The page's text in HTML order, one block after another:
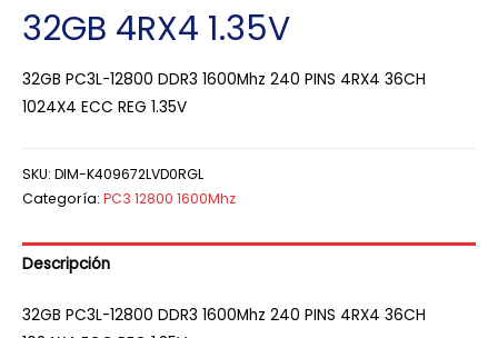
32GB 4RX4 1.35V
32GB PC3L-12800 DDR3 1600Mhz 240 PINS 4RX4 36CH
1024X4 ECC REG 1.35V
SKU: DIM-K409672LVD0RGL
Categoría: PC3 12800 1600Mhz
Descripción
32GB PC3L-12800 DDR3 1600Mhz 240 PINS 4RX4 36CH